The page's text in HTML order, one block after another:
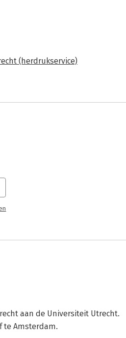
(herdrukservice)
aan de Universiteit Utrecht.
te Amsterdam.